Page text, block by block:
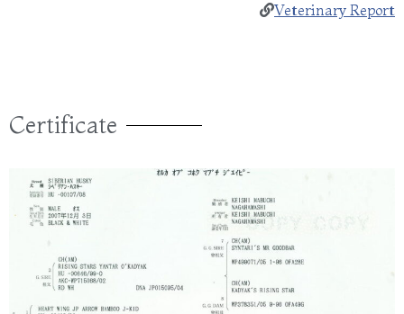
Veterinary Report
Certificate